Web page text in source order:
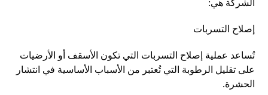
الشركة هي:
إصلاح التسربات
تُساعد عملية إصلاح التسربات التي تكون الأسقف أو الأرضيات
على تقليل الرطوبة التي تُعتبر من الأسباب الأساسية في انتشار
الحشرة.